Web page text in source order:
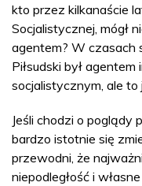
kto przez kilkanaście
Socjalistycznej, mógł
agentem? W czasach
Piłsudski był
socjalistycznym, ale to
Jeśli chodzi o poglądy
bardzo istotnie się
przewodni, że
niepodległość i